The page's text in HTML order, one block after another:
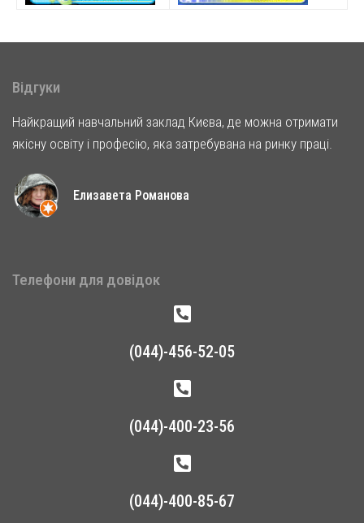
Відгуки
Найкращий навчальний заклад Києва, де можна отримати
якісну освіту і професію, яка затребувана на ринку праці.
Елизавета Романова
Телефони для довідок
(044)-456-52-05
(044)-400-23-56
(044)-400-85-67